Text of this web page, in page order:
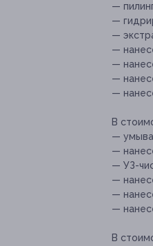
—
—
—
—
—
—
—
В
—
—
— УЗ-
—
—
—
В